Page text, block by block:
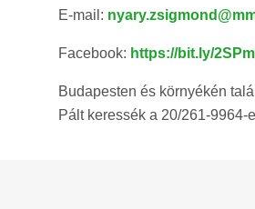
E-mail:
Facebook: https://bit.ly/
Budapesten és környékén
Pált keressék a 20/261-9964-